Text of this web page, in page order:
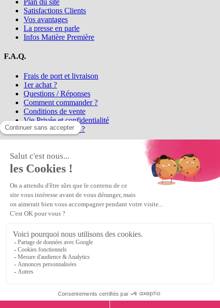
Plan du site
Satisfactions Clients
Vos avantages
La presse en parle
Infos Matière Première
F.A.Q.
Frais de port et livraison
1er achat ?
Questions / Réponses
Comment commander ?
Conditions de vente
Vie Privée et confidentialité
Qui sommes-nous ?
la référence en perles et bijoux
perles en ligne, telles que les perles
et cristaux et strass en cristal Preciosa, les perles Miyuki perles et
apprêts en Argent 925, Gold Filled, perles de rocaille Preciosa
Matière Première est un
Première
Veuillez patienter...
Continuer vos achats
or Voir le panier